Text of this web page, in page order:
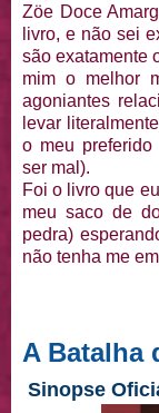
Zöe Doce
livro, e não sei
são exatamente
mim o melhor
agoniantes
levar
o meu
ser mal).
Foi o livro que
meu saco de
pedra)
não tenha me
A Batalha
Sinopse